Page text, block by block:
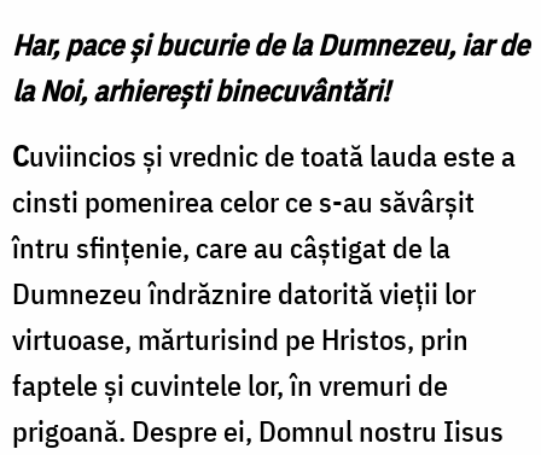
la
Iași
Foto:
pr.
Silviu
Cluci
Har, pace și bucurie de la Dumnezeu, iar de
la Noi, arhierești binecuvântări!
Cuviincios și vrednic de toată lauda este a
cinsti pomenirea celor ce s-au săvârșit
întru sfințenie, care au câștigat de la
Dumnezeu îndrăznire datorită vieții lor
virtuoase, mărturisind pe Hristos, prin
faptele și cuvintele lor, în vremuri de
prigoană. Despre ei, Domnul nostru Iisus